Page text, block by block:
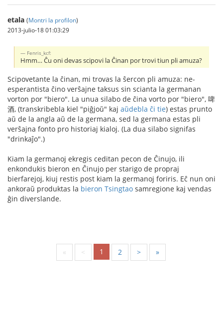
etala (Montri la profilon)
2013-julio-18 01:03:29
Fenris_kcf:
Hmm… Ĉu oni devas scipovi la Ĉinan por trovi tiun pli amuza?
Scipovetante la ĉinan, mi trovas la ŝercon pli amuza: ne-
esperantista ĉino verŝajne taksus sin scianta la germanan
vorton por "biero". La unua silabo de ĉina vorto por "biero", 啤
酒, (transkribebla kiel "piĝjoŭ" kaj aŭdebla ĉi tie) estas prunto
aŭ de la angla aŭ de la germana, sed la germana estas pli
verŝajna fonto pro historiaj kialoj. (La dua silabo signifas
"drinkaĵo".)
Kiam la germanoj ekregis ceditan pecon de Ĉinujo, ili
enkondukis bieron en Ĉinujo per starigo de propraj
bierfarejoj, kiuj restis post kiam la germanoj foriris. Eĉ nun oni
ankoraŭ produktas la bieron Tsingtao samregione kaj vendas
ĝin diverslande.
« < 1 2 > »